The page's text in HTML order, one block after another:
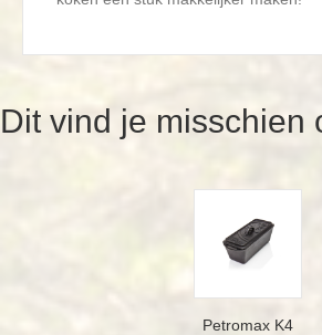
Dit vind je misschien
Petromax K4